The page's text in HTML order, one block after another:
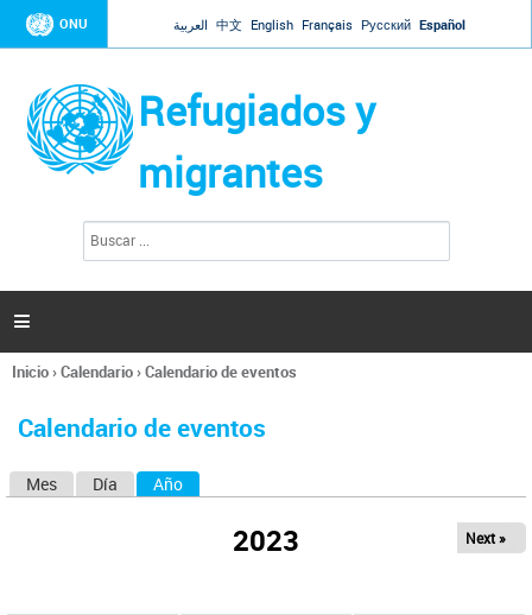
Jump to navigation
ONU العربية 中文 English Français Русский Español
Refugiados y
migrantes
l
s

Se
usted
Inicio›Calendario›Calendario de eventos
Calendario de eventos
Mes Día Año
2023 Next »